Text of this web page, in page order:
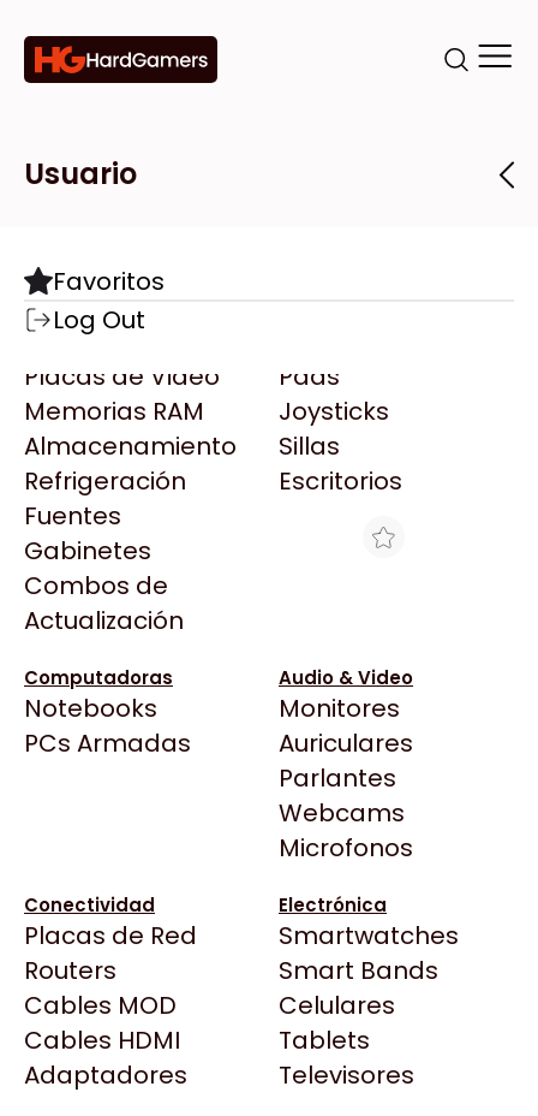
Categorías
Componentes
Motherboards
Microprocesadores
Placas de Video
Memorias RAM
Almacenamiento
Refrigeración
Fuentes
Gabinetes
Combos de
Actualización
Pads
Joysticks
Sillas
Escritorios
Computadoras
Notebooks
PCs Armadas
Audio & Video
Monitores
Auriculares
Parlantes
Webcams
Microfonos
Conectividad
Placas de Red
Routers
Cables MOD
Cables HDMI
Adaptadores
Electrónica
Smartwatches
Smart Bands
Celulares
Tablets
Televisores
Marcas
Todas las Marcas
AMD
AULA
Acer
Adata
AeroCool
Antec
Arkham
Asrock
BenQ
CX
Cooler Master
Deepcool
Dell
EVGA
Gamemax
Genesis
Genius
Tiendas
Destacadas
Todas las Tiendas
Click Gaming
Compufan Store
Dinobyte
Full H4rd
Gaming City
Gezatek
Usuario
Favoritos
Log Out
LEXMARK FLASH 32MB 1021208
Ver producto en la página de Max Tecno